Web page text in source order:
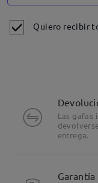
Quiero recibir
Las gafas
entrega.